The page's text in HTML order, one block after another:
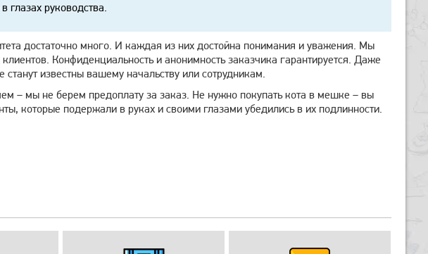
глазах руководства.
достаточно много. И каждая из них достойна понимания и уважения. Мы
Конфиденциальность и анонимность заказчика гарантируется. Даже
известны вашему начальству или сотрудникам.
– мы не берем предоплату за заказ. Не нужно покупать кота в мешке – вы
которые подержали в руках и своими глазами убедились в их подлинности.